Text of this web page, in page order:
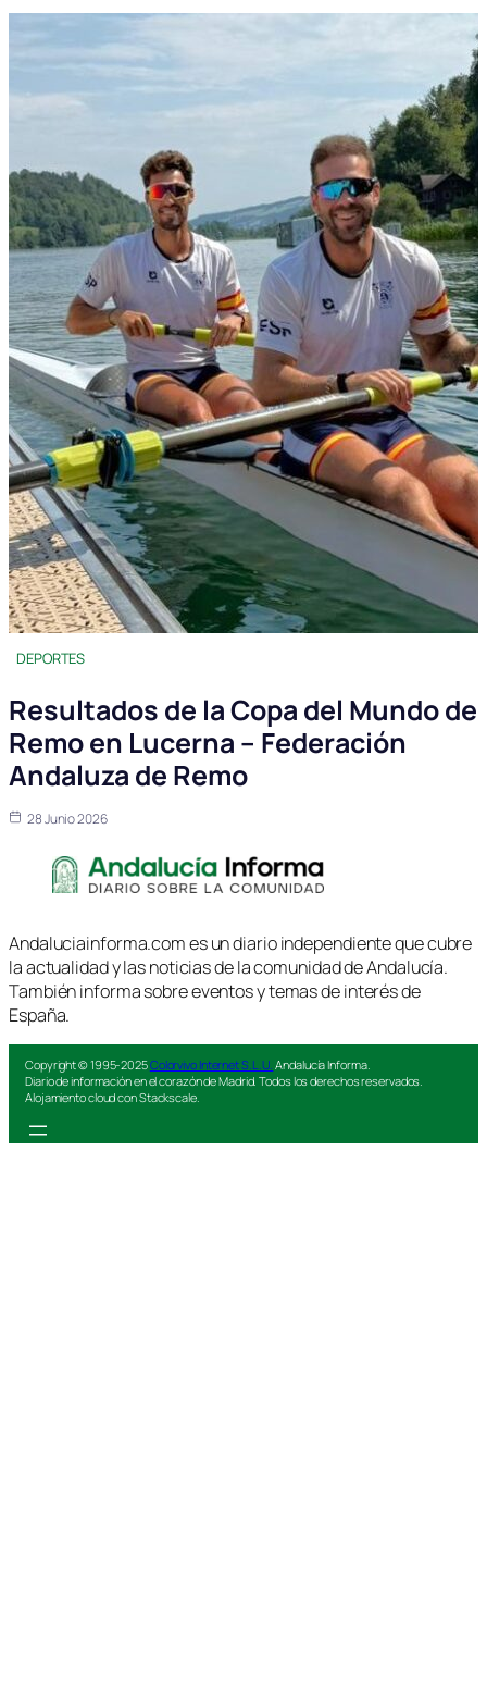
DEPORTES
Resultados de la Copa del Mundo de
Remo en Lucerna – Federación
Andaluza de Remo
28 Junio 2026
Andaluciainforma.com es un diario independiente que cubre
la actualidad y las noticias de la comunidad de Andalucía.
También informa sobre eventos y temas de interés de
España.
Copyright © 1995-2025Colorvivo Internet S.L.U. Andalucía Informa.
Diario de información en el corazón de Madrid. Todos los derechos reservados.
Alojamiento cloud con Stackscale.